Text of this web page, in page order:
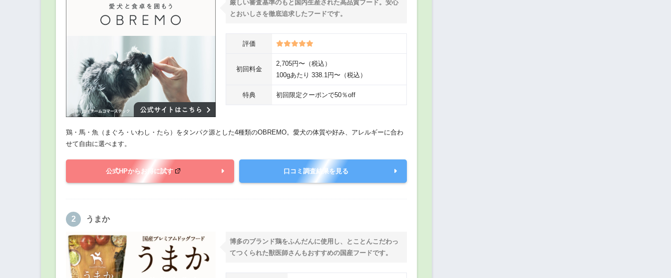
厳しい審査基準のもと国内生産された高品質フード。安心
とおいしさを徹底追求したフードです。
評価
初回料金
2,705円〜（税込）
100gあたり 338.1円〜（税込）
特典 初回限定クーポンで50％off
鶏・馬・魚（まぐろ・いわし・たら）をタンパク源とした4種類のOBREMO。愛犬の体質や好み、アレルギーに合わ
せて自由に選べます。
公式HPからお得に試す 口コミ調査結果を見る
うまか
博多のブランド鶏をふんだんに使用し、とことんこだわっ
てつくられた獣医師さんもおすすめの国産フードです。